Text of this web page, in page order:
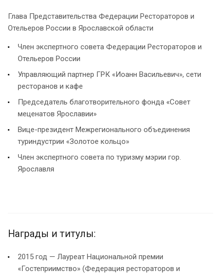
Глава Представительства Федерации Рестораторов и
Отельеров России в Ярославской области
Член экспертного совета Федерации Рестораторов и
Отельеров России
Управляющий партнер ГРК «Иоанн Васильевич», сети
ресторанов и кафе
Председатель благотворительного фонда «Совет
меценатов Ярославии»
Вице-президент Межрегионального объединения
туриндустрии «Золотое кольцо»
Член экспертного совета по туризму мэрии гор.
Ярославля
Награды и титулы:
2015 год — Лауреат Национальной премии
«Гостеприимство» (Федерация рестораторов и